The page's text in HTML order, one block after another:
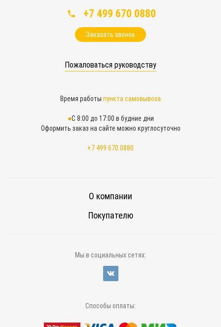
+7 499 670 0880
Заказать звонок
Пожаловаться руководству
Время работы пункта самовывоза
С 8:00 до 17:00 в будние дни
Оформить заказ на сайте можно круглосуточно
+7 499 670 0880
О компании
Покупателю
Мы в социальных сетях:
Способы оплаты: